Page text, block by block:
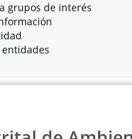
grupos de interés